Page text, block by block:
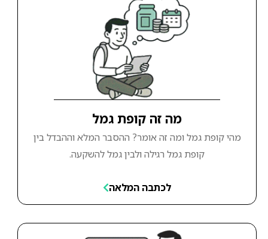
מה זה קופת גמל
מהי קופת גמל ומה זה אומר? ההסבר המלא וההבדל בין
קופת גמל רגילה ולבין גמל להשקעה.
לכתבה המלאה